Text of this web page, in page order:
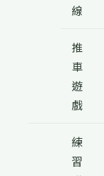
線
推
車
遊
戲
練
習